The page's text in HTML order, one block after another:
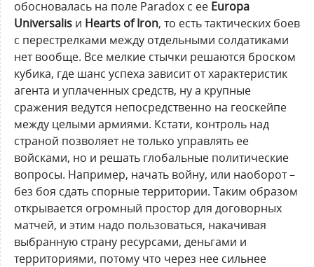
обосновалась на поле Paradox с ее Europa
Universalis и Hearts of Iron, то есть тактических боев
с перестрелками между отдельными солдатиками
нет вообще. Все мелкие стычки решаются броском
кубика, где шанс успеха зависит от характеристик
агента и уплаченных средств, ну а крупные
сражения ведутся непосредственно на геоскейпе
между целыми армиями. Кстати, контроль над
страной позволяет не только управлять ее
войсками, но и решать глобальные политические
вопросы. Например, начать войну, или наоборот –
без боя сдать спорные территории. Таким образом
открывается огромный простор для договорных
матчей, и этим надо пользоваться, накачивая
выбранную страну ресурсами, деньгами и
территориями, потому что через нее сильнее